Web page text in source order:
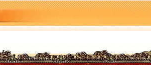
注册公司票据创新食品安全监管模式
习载体开展七项调研活动
作致力于服务“三农”重庆免费注册公司发展
队伍教育培训呈现四大点
册公司推进市场主体信用分类监管